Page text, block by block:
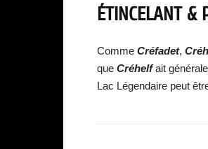
ÉTINCELANT &
Comme Créfadet,
que Créhelfait
Lac Légendaire peut